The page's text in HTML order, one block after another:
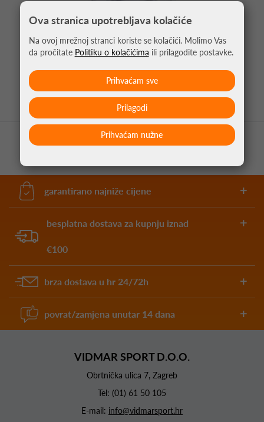
ŽICA ZA TENIS BABOLAT RPM BLAST 1.25 200M
219,95 €
garantirano najniže cijene
besplatna dostava za kupnju iznad
€100
brza dostava u hr 24/72h
povrat/zamjena unutar 14 dana
VIDMAR SPORT D.O.O.
Obrtnička ulica 7, Zagreb
Tel: (01) 61 50 105
E-mail: info@vidmarsport.hr
Ova stranica upotrebljava kolačiće
Na ovoj mrežnoj stranci koriste se kolačići. Molimo Vas
da pročitate Politiku o kolačićima ili prilagodite postavke.
Prihvaćam nužne
Prilagodi
Prihvaćam sve